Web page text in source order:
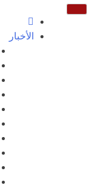
الأخبار